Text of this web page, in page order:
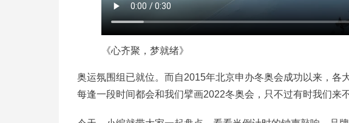
《心齐聚，梦就绪》
奥运氛围组已就位。而自2015年北京申办冬奥会成功以来，各
每逢一段时间都会和我们擘画2022冬奥会，只不过有时我们来